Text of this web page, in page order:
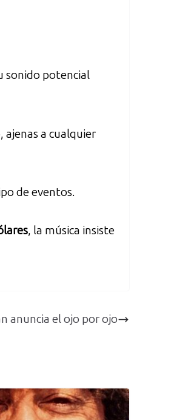
sonido potencial
ajenas a cualquier
de eventos.
, la música insiste
anuncia el ojo por ojo